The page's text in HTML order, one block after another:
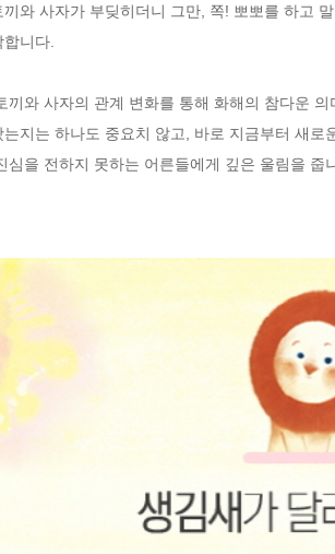
끼와 사자가 부딪히더니 그만, 쪽! 뽀뽀를 하고
니다.
끼와 사자의 관계 변화를 통해 화해의 참다운
는지는 하나도 중요치 않고, 바로 지금부터 새
심을 전하지 못하는 어른들에게 깊은 울림을 줍